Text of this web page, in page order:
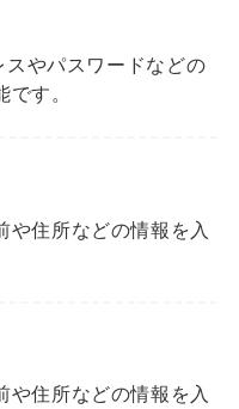
やパスワードなどの
す。
や住所などの情報を入
や住所などの情報を入